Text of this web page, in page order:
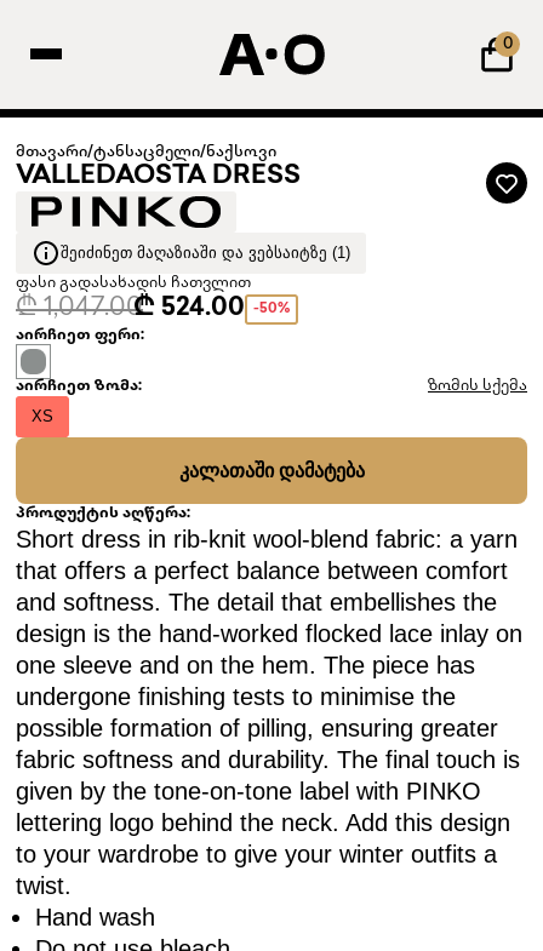
0
მთავარი/ტანსაცმელი/ნაქსოვი
VALLEDAOSTA DRESS
ᲨᲔᲘᲫᲘᲜᲔᲗ ᲛᲐᲦᲐᲖᲘᲐᲨᲘ ᲓᲐ ᲕᲔᲑᲡᲐᲘᲢᲖᲔ (1)
ფასი გადასახადის ჩათვლით
₾ 1,047.00₾ 524.00 -50%
აირჩიეთ ფერი:
აირჩიეთ ზომა: ზომის სქემა
XS
ᲙᲐᲚᲐᲗᲐᲨᲘ ᲓᲐᲛᲐᲢᲔᲑᲐ
პროდუქტის აღწერა:
Short dress in rib-knit wool-blend fabric: a yarn
that offers a perfect balance between comfort
and softness. The detail that embellishes the
design is the hand-worked flocked lace inlay on
one sleeve and on the hem. The piece has
undergone finishing tests to minimise the
possible formation of pilling, ensuring greater
fabric softness and durability. The final touch is
given by the tone-on-tone label with PINKO
lettering logo behind the neck. Add this design
to your wardrobe to give your winter outfits a
twist.
Hand wash